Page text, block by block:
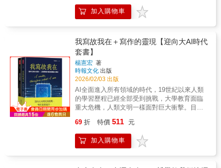
彼此之間卻無法達成共識&hellip;&hellip;」 ▶
智鼠與瘋鼠：「想法的好壞，其實是針對個人
而異。妳必須自己找到適合妳的想法，因為對
適合的。」 ▶ 異議仙女：「思想從來就不是單
獨存在的，我最會的就是製造障礙！」 ▶ 白皇
后：「思想的生命極其漫長，遠遠超過人類的
壽命。在它們存在的過程中，可能會改變樣
貌、轉換形式、換上新的外衣，但它們並不會
死亡。」
則已經在孕育中。在此不確定的年代，接續
2024年12月出版《寫作的靈現》（Mind
的歷史編寫成年表，2500年來，靠書寫成就的
文明，形成一種人類最聰明大腦「意識經驗」
的馬拉松接力，終於形成了AI的史前史，沒有
這2500年智者穿牆而出，天才由地湧現，凝聚
了集體智能（collective intelligence）的超時空
聯繫，不可能有今天開放創新（open
innovation）的AI橫空出世。作者楊憲宏年輕時
代是腦科學的研究者，1980年代就在台灣大學
醫學院生理研究所以「自主神經系統」
（autonomic nervous system）作為碩士研究
感受（mind experiencing）在大腦形成「世界
模型」（world model）記憶的核心自動機制。
這本新著作《我寫故我在》（I write, therefore
加入購物車
我寫故我在＋寫作的靈現【迎向大AI時代
套書】
楊憲宏 著
時報文化 出版
2026/02/03 出版
AI全面進入所有領域的時代，19世紀以來人類
的學習歷程已經全部受到挑戰，大學教育面臨
重大危機，人類文明一樣面對巨大衝擊。目前
有如洪水般淹沒傳統知識的殿堂。Stronger AI
則已經在孕育中。在此不確定的年代，接續
2024年12月出版《寫作的靈現》（Mind
69 折 特價 511 元
加入購物車